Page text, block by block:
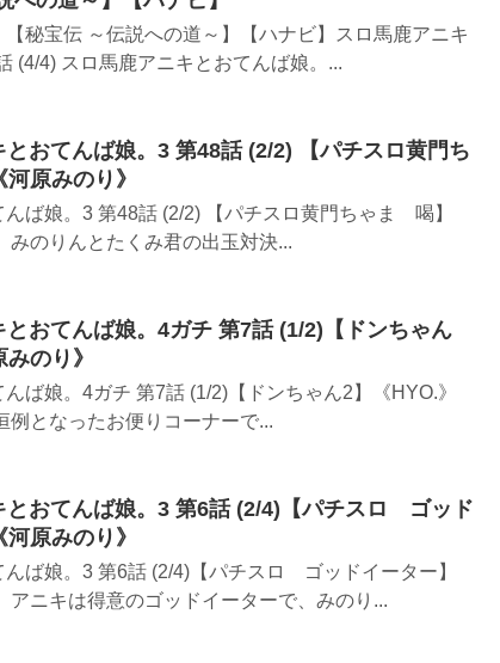
【秘宝伝 ～伝説への道～】【ハナビ】スロ馬鹿アニキ
(4/4) スロ馬鹿アニキとおてんば娘。...
おてんば娘。3 第48話 (2/2) 【パチスロ黄門ち
原みのり》
んば娘。3 第48話 (2/2) 【パチスロ黄門ちゃま 喝】
みのりんとたくみ君の出玉対決...
おてんば娘。4ガチ 第7話 (1/2)【ドンちゃん
のり》
ば娘。4ガチ 第7話 (1/2)【ドンちゃん2】《HYO.》
例となったお便りコーナーで...
とおてんば娘。3 第6話 (2/4)【パチスロ ゴッド
原みのり》
んば娘。3 第6話 (2/4)【パチスロ ゴッドイーター】
アニキは得意のゴッドイーターで、みのり...